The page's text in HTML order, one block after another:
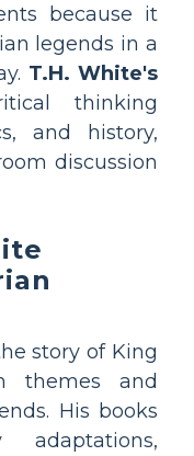
because it
legends in a
T.H. White's
thinking
and history,
discussion
story of King
themes and
His books